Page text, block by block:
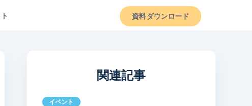
資料ダウンロード
関連記事
イベント